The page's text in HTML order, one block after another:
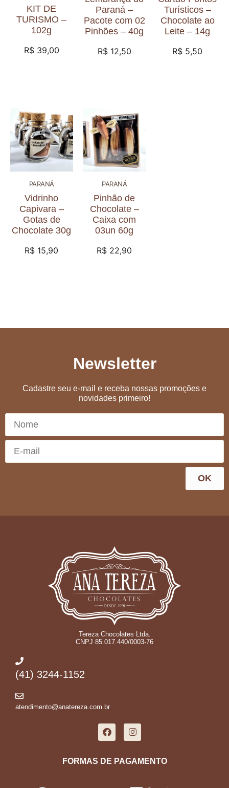
KIT DE
TURISMO –
102g
R$39,00
Paraná –
Pacote com 02
Pinhões – 40g
R$12,50
Turísticos –
Chocolate ao
Leite – 14g
R$ 5,50
PARANÁ
Vidrinho
Capivara –
Gotas de
Chocolate 30g
R$ 15,90
PARANÁ
Pinhão de
Chocolate –
Caixa com
03un 60g
R$ 22,90
Newsletter
Cadastre seu e-mail e receba nossas promoções e
novidades primeiro!
OK
Tereza Chocolates Ltda.
CNPJ 85.017.440/0003-76
(41) 3244-1152
atendimento@anatereza.com.br
FORMAS DE PAGAMENTO